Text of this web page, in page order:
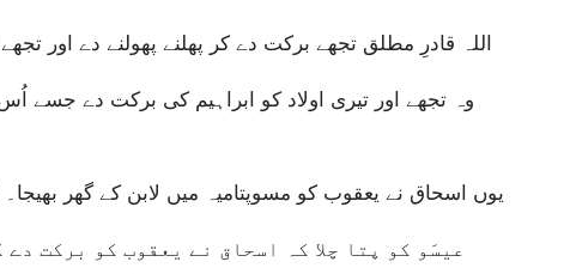
اللہ قادرِ مطلق تجھے برکت دے کر پھلنے پھولنے دے اور
یوں اسحاق نے یعقوب کو مسوپتامیہ میں لابن کے گھر بھیجا۔